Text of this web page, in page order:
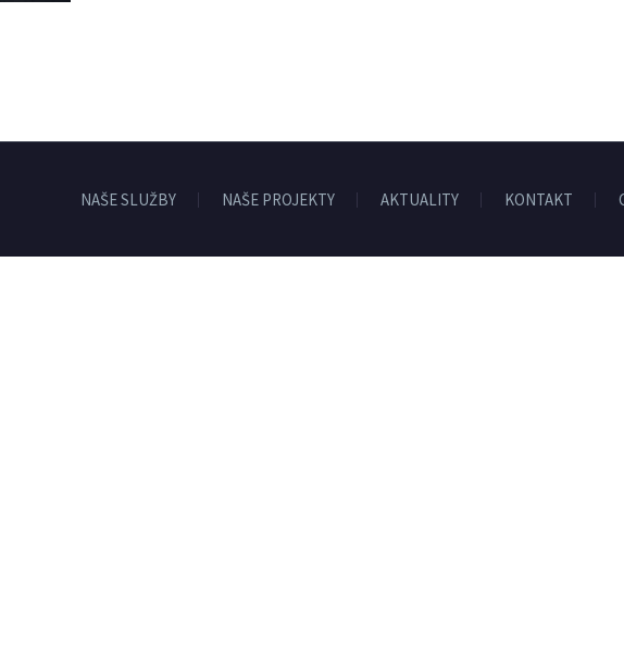
NAŠE SLUŽBY NAŠE PROJEKTY AKTUALITY KONTAKT